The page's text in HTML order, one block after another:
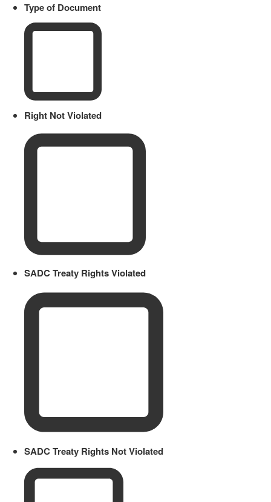
Type of Document
Right Not Violated
SADC Treaty Rights Violated
SADC Treaty Rights Not Violated